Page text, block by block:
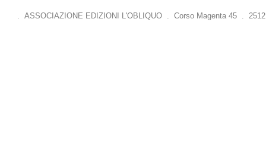
. ASSOCIAZIONE EDIZIONI L'OBLIQUO . Corso Magenta 45 .